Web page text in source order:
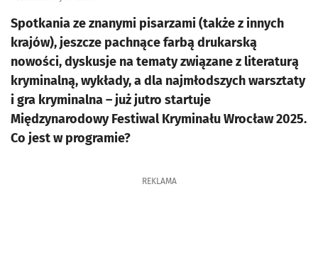
Spotkania ze znanymi pisarzami (także z innych
krajów), jeszcze pachnące farbą drukarską
nowości, dyskusje na tematy związane z literaturą
kryminalną, wykłady, a dla najmłodszych warsztaty
i gra kryminalna – już jutro startuje
Międzynarodowy Festiwal Kryminału Wrocław 2025.
Co jest w programie?
REKLAMA